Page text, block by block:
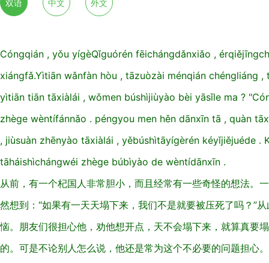
双语 中文 外文
Cónɡqián , yǒu yíɡèQǐɡuórén fēichánɡdǎnxiǎo ,
xiánɡfǎ.Yìtiān wǎnfàn hòu , tāzuòzài ménqián chénɡliánɡ
yìtiān tiān tāxiàlái , wǒmen búshìjiùyào bèi yāsǐle ma ?
zhèɡe wèntífánnǎo . pénɡyou men hěn dānxīn tā , quàn
, jiùsuàn zhēnyào tāxiàlái , yěbúshìtāyíɡèrén kéyǐjiějuéde .
tāháishìchánɡwéi zhèɡe búbìyào de wèntídānxīn .
从前，有一个杞国人非常胆小，而且经常有一些奇怪的想法。
然想到：“如果有一天天塌下来，我们不是就要被压死了吗？”
恼。朋友们很担心他，劝他想开点，天不会塌下来，就算真要
的。可是不论别人怎么说，他还是常为这个不必要的问题担心。